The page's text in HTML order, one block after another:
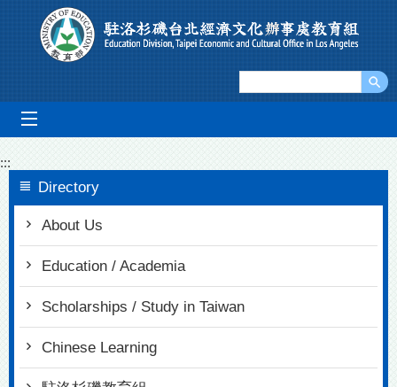
Go To Content
:::
Directory
About Us
Education / Academia
Scholarships / Study in Taiwan
Chinese Learning